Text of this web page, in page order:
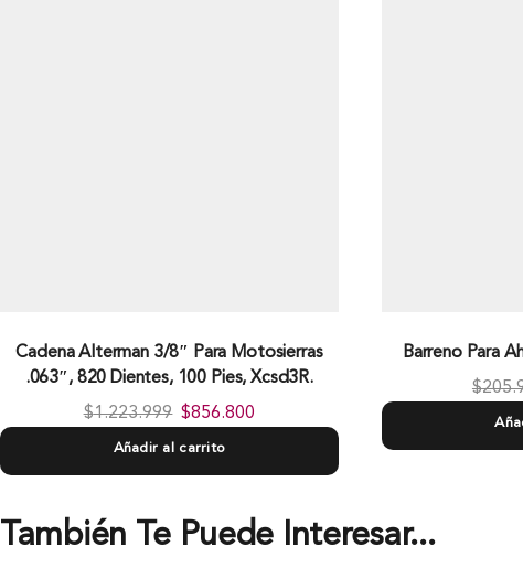
Cadena Alterman 3/8″ Para Motosierras
.063″, 820 Dientes, 100 Pies, Xcsd3R.
$1.223.999 $856.800
Añadir al carrito
Barreno Para
$
También Te Puede Interesar...